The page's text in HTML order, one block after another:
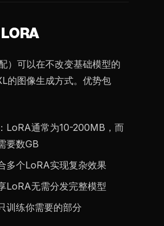
）可以在不改变基础模型的
的图像生成方式。优势包
LoRA通常为10-200MB，而
要数GB
多个LoRA实现复杂效果
LoRA无需分发完整模型
训练你需要的部分